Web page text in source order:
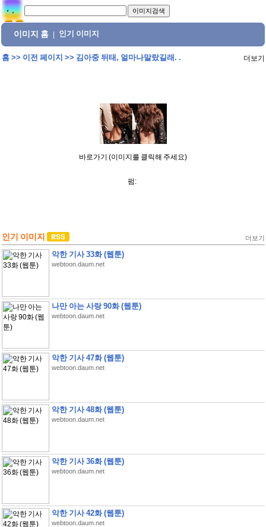
이미지 홈 인기 이미지
홈>> 이전 페이지 >> 김아중 뒤태, 얼마나말랐길래. . 더보기
바로가기 (이미지를 클릭해 주세요)
펌:
인기 이미지 더보기
악한 기사 33화 (웹툰)
webtoon.daum.net
나만 아는 사랑 90화 (웹툰)
webtoon.daum.net
악한 기사 47화 (웹툰)
webtoon.daum.net
악한 기사 48화 (웹툰)
webtoon.daum.net
악한 기사 36화 (웹툰)
webtoon.daum.net
악한 기사 42화 (웹툰)
webtoon.daum.net